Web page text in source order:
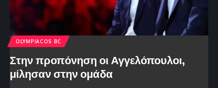
OLYMPIACOS BC
Στην προπόνηση οι Αγγελόπουλοι,
μίλησαν στην ομάδα